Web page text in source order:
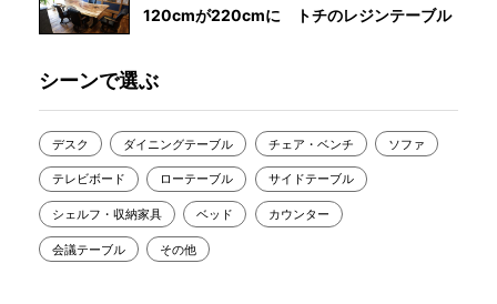
120cmが220cmに トチのレジンテーブル
シーンで選ぶ
デスク ダイニングテーブル チェア・ベンチ ソファ
テレビボード ローテーブル サイドテーブル
シェルフ・収納家具 ベッド カウンター
会議テーブル その他